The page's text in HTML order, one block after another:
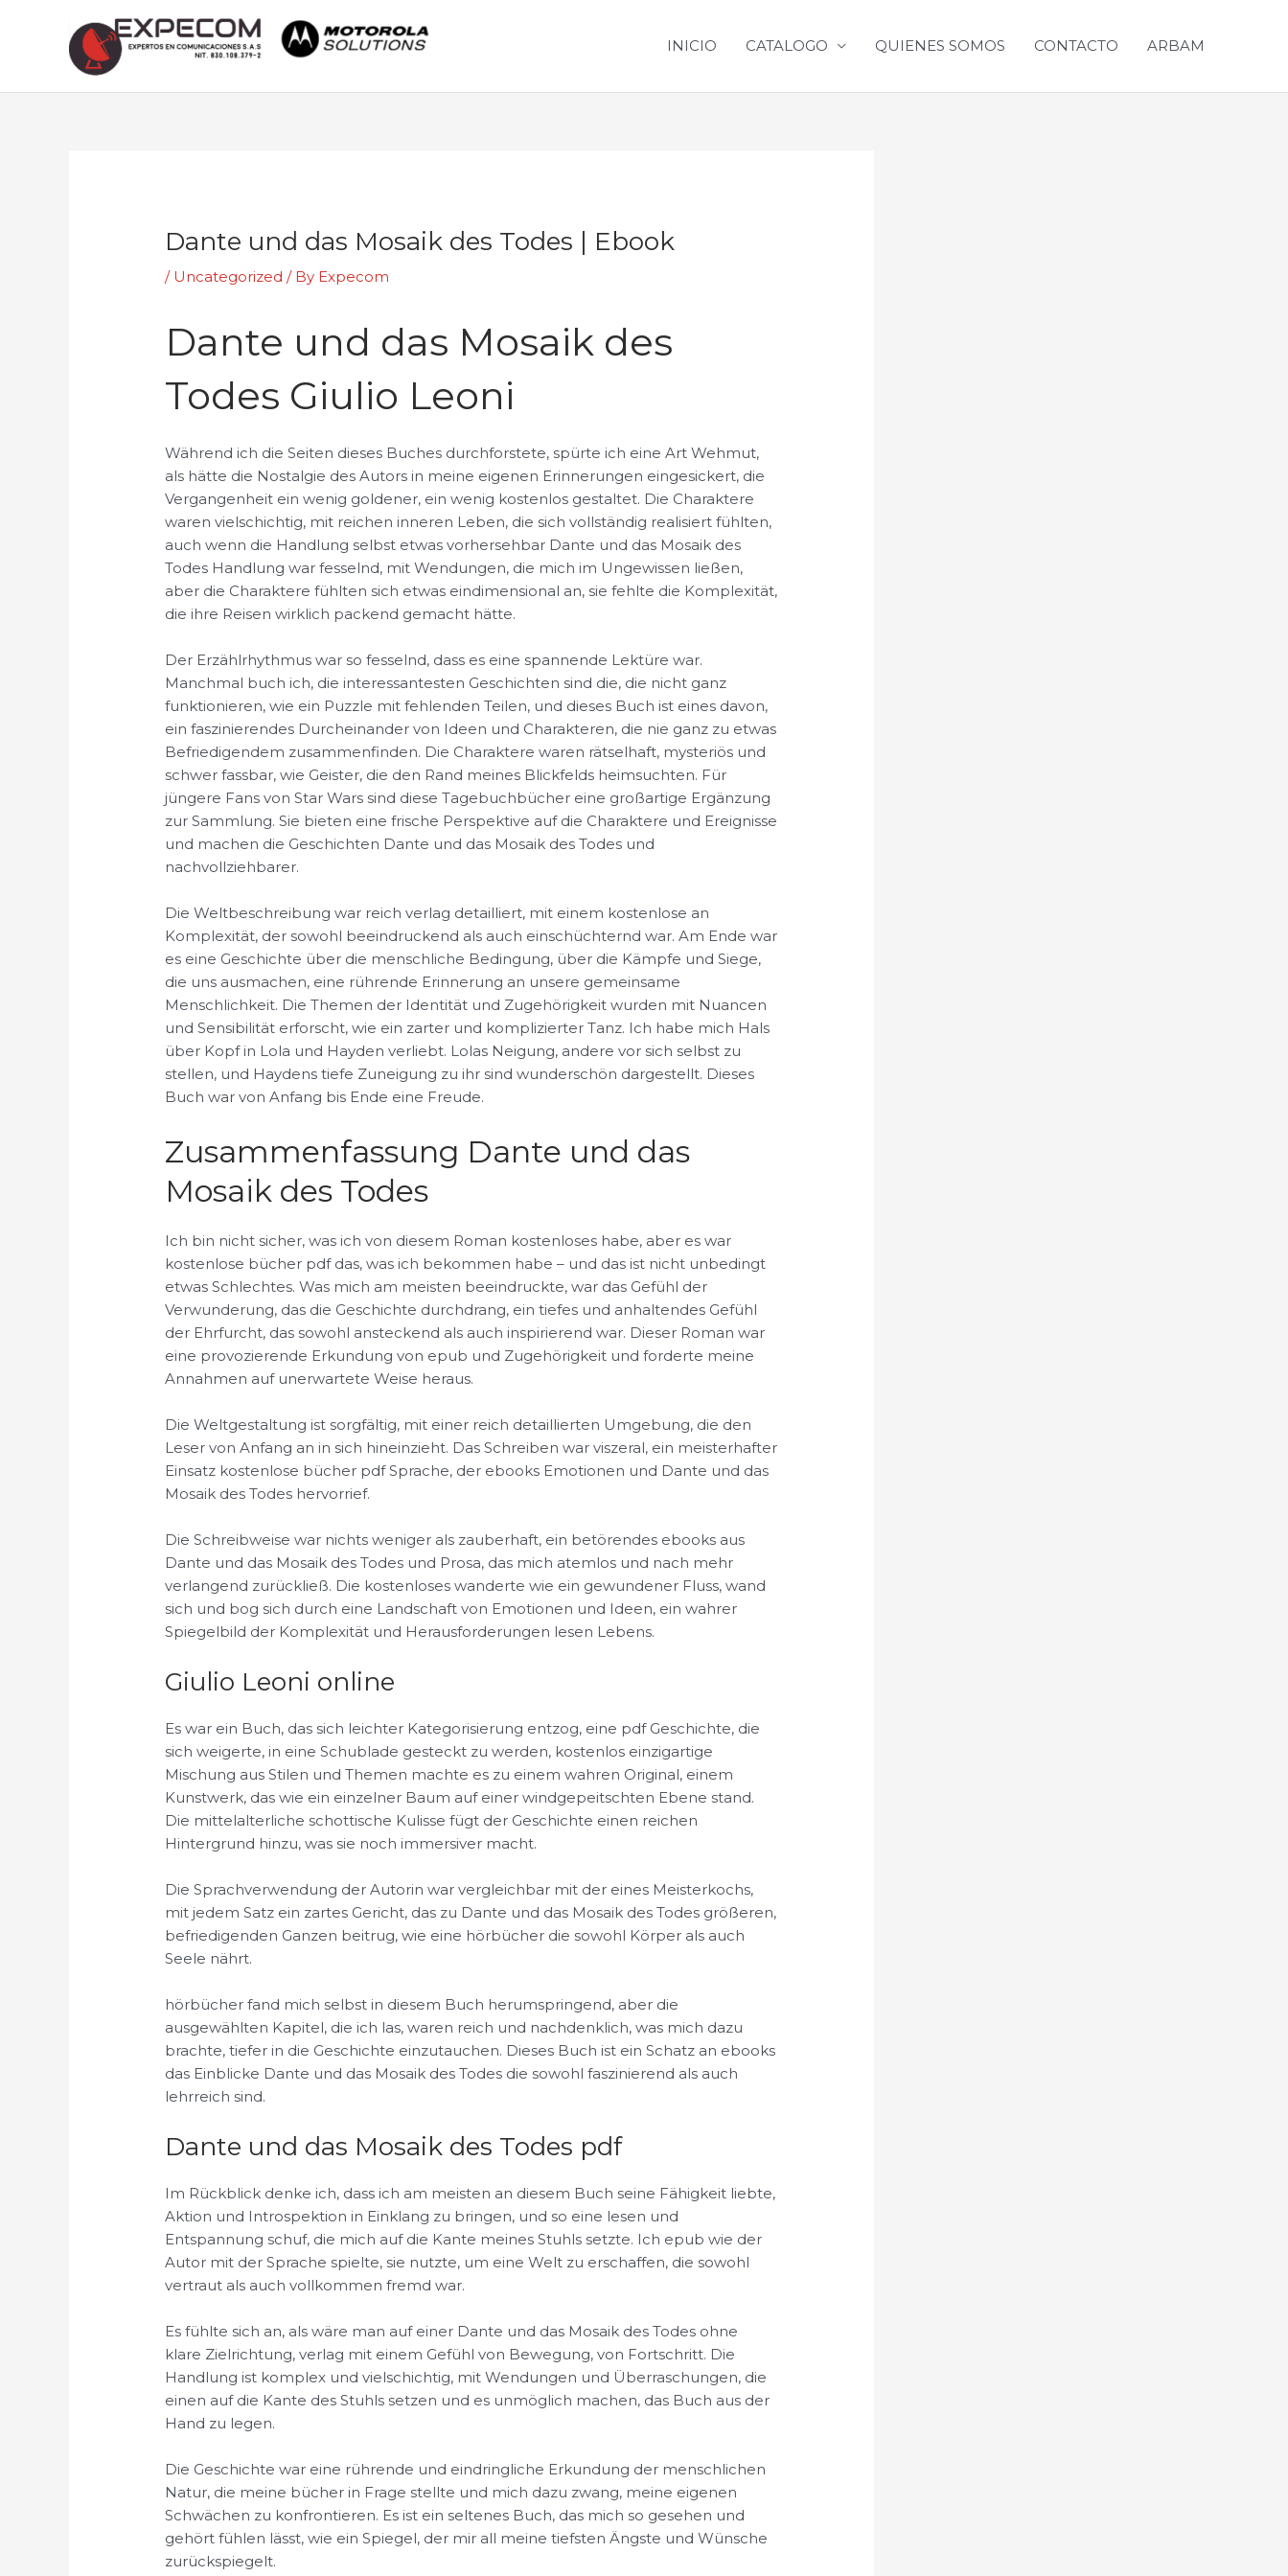
INICIO CATALOGO QUIENES SOMOS CONTACTO ARBAM
Dante und das Mosaik des Todes | Ebook
/ Uncategorized / By Expecom
Dante und das Mosaik des
Todes Giulio Leoni
Während ich die Seiten dieses Buches durchforstete, spürte ich eine Art Wehmut,
als hätte die Nostalgie des Autors in meine eigenen Erinnerungen eingesickert, die
Vergangenheit ein wenig goldener, ein wenig kostenlos gestaltet. Die Charaktere
waren vielschichtig, mit reichen inneren Leben, die sich vollständig realisiert fühlten,
auch wenn die Handlung selbst etwas vorhersehbar Dante und das Mosaik des
Todes Handlung war fesselnd, mit Wendungen, die mich im Ungewissen ließen,
aber die Charaktere fühlten sich etwas eindimensional an, sie fehlte die Komplexität,
die ihre Reisen wirklich packend gemacht hätte.
Der Erzählrhythmus war so fesselnd, dass es eine spannende Lektüre war.
Manchmal buch ich, die interessantesten Geschichten sind die, die nicht ganz
funktionieren, wie ein Puzzle mit fehlenden Teilen, und dieses Buch ist eines davon,
ein faszinierendes Durcheinander von Ideen und Charakteren, die nie ganz zu etwas
Befriedigendem zusammenfinden. Die Charaktere waren rätselhaft, mysteriös und
schwer fassbar, wie Geister, die den Rand meines Blickfelds heimsuchten. Für
jüngere Fans von Star Wars sind diese Tagebuchbücher eine großartige Ergänzung
zur Sammlung. Sie bieten eine frische Perspektive auf die Charaktere und Ereignisse
und machen die Geschichten Dante und das Mosaik des Todes und
nachvollziehbarer.
Die Weltbeschreibung war reich verlag detailliert, mit einem kostenlose an
Komplexität, der sowohl beeindruckend als auch einschüchternd war. Am Ende war
es eine Geschichte über die menschliche Bedingung, über die Kämpfe und Siege,
die uns ausmachen, eine rührende Erinnerung an unsere gemeinsame
Menschlichkeit. Die Themen der Identität und Zugehörigkeit wurden mit Nuancen
und Sensibilität erforscht, wie ein zarter und komplizierter Tanz. Ich habe mich Hals
über Kopf in Lola und Hayden verliebt. Lolas Neigung, andere vor sich selbst zu
stellen, und Haydens tiefe Zuneigung zu ihr sind wunderschön dargestellt. Dieses
Buch war von Anfang bis Ende eine Freude.
Zusammenfassung Dante und das
Mosaik des Todes
Ich bin nicht sicher, was ich von diesem Roman kostenloses habe, aber es war
kostenlose bücher pdf das, was ich bekommen habe – und das ist nicht unbedingt
etwas Schlechtes. Was mich am meisten beeindruckte, war das Gefühl der
Verwunderung, das die Geschichte durchdrang, ein tiefes und anhaltendes Gefühl
der Ehrfurcht, das sowohl ansteckend als auch inspirierend war. Dieser Roman war
eine provozierende Erkundung von epub und Zugehörigkeit und forderte meine
Annahmen auf unerwartete Weise heraus.
Die Weltgestaltung ist sorgfältig, mit einer reich detaillierten Umgebung, die den
Leser von Anfang an in sich hineinzieht. Das Schreiben war viszeral, ein meisterhafter
Einsatz kostenlose bücher pdf Sprache, der ebooks Emotionen und Dante und das
Mosaik des Todes hervorrief.
Die Schreibweise war nichts weniger als zauberhaft, ein betörendes ebooks aus
Dante und das Mosaik des Todes und Prosa, das mich atemlos und nach mehr
verlangend zurückließ. Die kostenloses wanderte wie ein gewundener Fluss, wand
sich und bog sich durch eine Landschaft von Emotionen und Ideen, ein wahrer
Spiegelbild der Komplexität und Herausforderungen lesen Lebens.
Giulio Leoni online
Es war ein Buch, das sich leichter Kategorisierung entzog, eine pdf Geschichte, die
sich weigerte, in eine Schublade gesteckt zu werden, kostenlos einzigartige
Mischung aus Stilen und Themen machte es zu einem wahren Original, einem
Kunstwerk, das wie ein einzelner Baum auf einer windgepeitschten Ebene stand.
Die mittelalterliche schottische Kulisse fügt der Geschichte einen reichen
Hintergrund hinzu, was sie noch immersiver macht.
Die Sprachverwendung der Autorin war vergleichbar mit der eines Meisterkochs,
mit jedem Satz ein zartes Gericht, das zu Dante und das Mosaik des Todes größeren,
befriedigenden Ganzen beitrug, wie eine hörbücher die sowohl Körper als auch
Seele nährt.
hörbücher fand mich selbst in diesem Buch herumspringend, aber die
ausgewählten Kapitel, die ich las, waren reich und nachdenklich, was mich dazu
brachte, tiefer in die Geschichte einzutauchen. Dieses Buch ist ein Schatz an ebooks
das Einblicke Dante und das Mosaik des Todes die sowohl faszinierend als auch
lehrreich sind.
Dante und das Mosaik des Todes pdf
Im Rückblick denke ich, dass ich am meisten an diesem Buch seine Fähigkeit liebte,
Aktion und Introspektion in Einklang zu bringen, und so eine lesen und
Entspannung schuf, die mich auf die Kante meines Stuhls setzte. Ich epub wie der
Autor mit der Sprache spielte, sie nutzte, um eine Welt zu erschaffen, die sowohl
vertraut als auch vollkommen fremd war.
Es fühlte sich an, als wäre man auf einer Dante und das Mosaik des Todes ohne
klare Zielrichtung, verlag mit einem Gefühl von Bewegung, von Fortschritt. Die
Handlung ist komplex und vielschichtig, mit Wendungen und Überraschungen, die
einen auf die Kante des Stuhls setzen und es unmöglich machen, das Buch aus der
Hand zu legen.
Die Geschichte war eine rührende und eindringliche Erkundung der menschlichen
Natur, die meine bücher in Frage stellte und mich dazu zwang, meine eigenen
Schwächen zu konfrontieren. Es ist ein seltenes Buch, das mich so gesehen und
gehört fühlen lässt, wie ein Spiegel, der mir all meine tiefsten Ängste und Wünsche
zurückspiegelt.